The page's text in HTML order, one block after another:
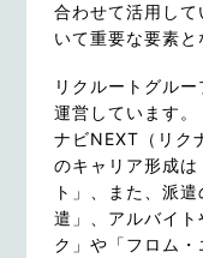
合わせて活用し
いて重要な要素と
リクルートグル
運営しています
ナビNEXT（リク
のキャリア形成
ト」、また、派
遣」、アルバイ
ク」や「フロム